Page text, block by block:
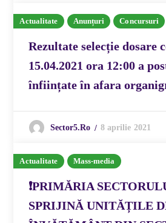
Actualitate Anunțuri Concursuri
Rezultate selecție dosare
15.04.2021 ora 12:00 a
înființate în afara
Sector5.ro 8 aprilie 2021
Actualitate Mass-media
❗PRIMĂRIA
SPRIJINĂ UNITĂȚILE